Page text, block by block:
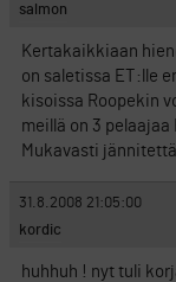
salmon
Kertakaikkiaan
on saletissa ET:lle
kisoissa Roopekin
meillä on 3
Mukavasti
31.8.2008 21:05:00
kordic
huhhuh ! nyt tuli